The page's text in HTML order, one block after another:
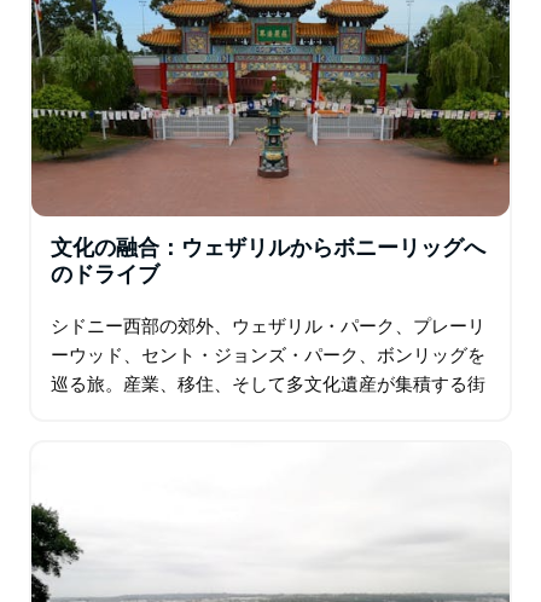
文化の融合：ウェザリルからボニーリッグへ
のドライブ
シドニー西部の郊外、ウェザリル・パーク、プレーリ
ーウッド、セント・ジョンズ・パーク、ボンリッグを
巡る旅。産業、移住、そして多文化遺産が集積する街